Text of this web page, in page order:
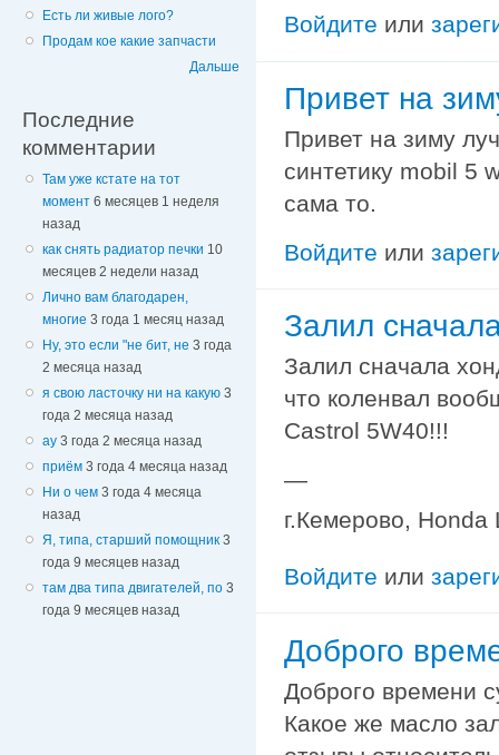
Есть ли живые лого?
Продам кое какие запчасти
Дальше
Последние
комментарии
Там уже кстате на тот
момент 6 месяцев 1 неделя
назад
как снять радиатор печки 10
месяцев 2 недели назад
Лично вам благодарен,
многие 3 года 1 месяц назад
Ну, это если "не бит, не 3 года
2 месяца назад
я свою ласточку ни на какую 3
года 2 месяца назад
ау 3 года 2 месяца назад
приём 3 года 4 месяца назад
Ни о чем 3 года 4 месяца
назад
Я, типа, старший помощник 3
года 9 месяцев назад
там два типа двигателей, по 3
года 9 месяцев назад
Войдите или
Привет на
Привет на зиму
синтетику mobil 5
сама то.
Войдите или
Залил
Залил сначала
что коленвал
Castrol 5W40!!!
—
г.Кемерово, Honda
Войдите или
Доброго
Доброго времени
Какое же масло